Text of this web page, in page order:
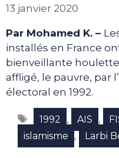
13 janvier 2020
Par Mohamed K. –
installés en France
bienveillante houlette
affligé, le pauvre, par
électoral en 1992.
Étiquettes
1992 , AIS ,
islamisme , Larbi